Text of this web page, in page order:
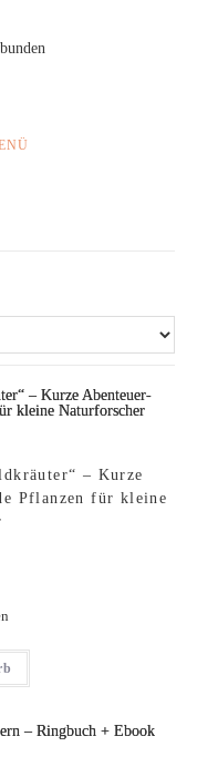
– Kurze
Pflanzen für kleine